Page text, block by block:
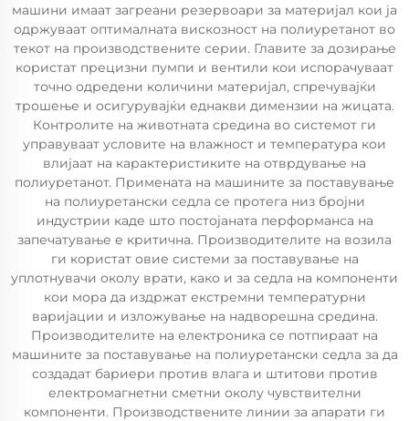
машини имаат загреани резервоари за материјал кои ја
одржуваат оптималната вискозност на полиуретанот во
текот на производствените серии. Главите за дозирање
користат прецизни пумпи и вентили кои испорачуваат
точно одредени количини материјал, спречувајќи
трошење и осигурувајќи еднакви димензии на жицата.
Контролите на животната средина во системот ги
управуваат условите на влажност и температура кои
влијаат на карактеристиките на отврдување на
полиуретанот. Примената на машините за поставување
на полиуретански седла се протега низ бројни
индустрии каде што постојаната перформанса на
запечатување е критична. Производителите на возила
ги користат овие системи за поставување на
уплотнувачи околу врати, како и за седла на компоненти
кои мора да издржат екстремни температурни
варијации и изложување на надворешна средина.
Производителите на електроника се потпираат на
машините за поставување на полиуретански седла за да
создадат бариери против влага и штитови против
електромагнетни сметни околу чувствителни
компоненти. Производствените линии за апарати ги